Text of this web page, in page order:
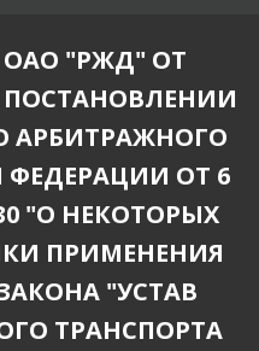
"РЖД" ОТ
ПОСТАНОВЛЕНИИ
АРБИТРАЖНОГО
ОТ 6
"О НЕКОТОРЫХ
ПРИМЕНЕНИЯ
"УСТАВ
ТРАНСПОРТА